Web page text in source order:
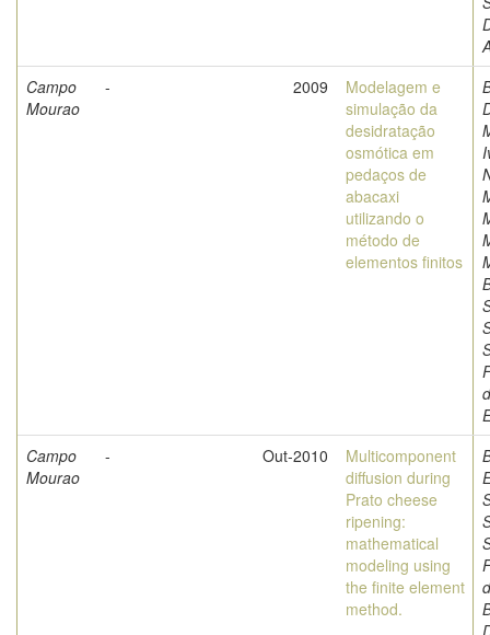
Campo
Mourao
- 2009
Modelagem e
simulação da
desidratação
osmótica em
pedaços de
abacaxi
utilizando o
método de
elementos finitos
Campo
Mourao
- Out-2010
Multicomponent
diffusion during
Prato cheese
ripening:
mathematical
modeling using
the finite element
method.